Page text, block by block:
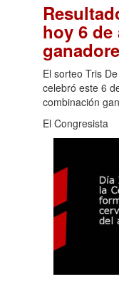
hoy 6
El sorteo Tris
celebró este 6
combinación
El Congresista